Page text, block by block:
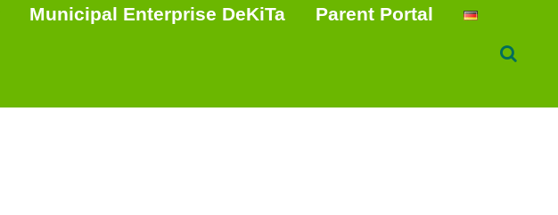
Municipal Enterprise DeKiTa Parent Portal